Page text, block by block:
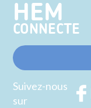
HEM
CONNECTE
Suivez-nous
sur